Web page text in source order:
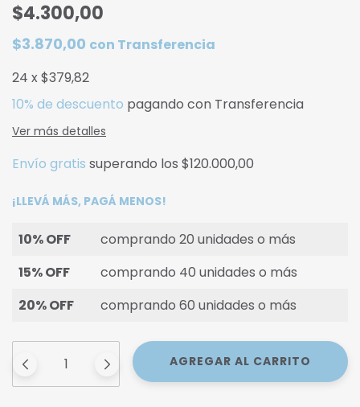
$4.300,00
$3.870,00 con Transferencia
24 x$379,82
10% de descuento pagando con Transferencia
Ver más detalles
Envío gratis superando los $120.000,00
¡LLEVÁ MÁS, PAGÁ MENOS!
10% OFF
comprando 20 unidades o más
15% OFF
comprando 40 unidades o más
20% OFF
comprando 60 unidades o más